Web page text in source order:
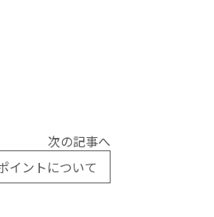
次の記事へ
イントについて